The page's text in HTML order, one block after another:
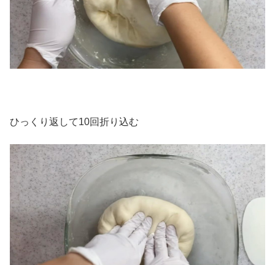
ひっくり返して10回折り込む